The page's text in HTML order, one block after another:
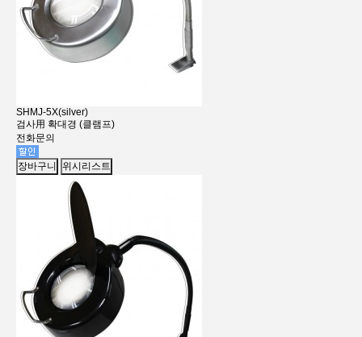
SHMJ-5X(silver)
검사用 확대경 (클램프)
전화문의
장바구니 위시리스트